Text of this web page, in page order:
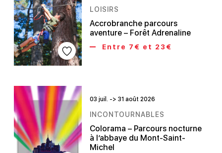
LOISIRS
Accrobranche parcours
aventure – Forêt Adrenaline
Entre 7€ et 23€
03 juil. -> 31 août 2026
INCONTOURNABLES
Colorama – Parcours nocturne
à l’abbaye du Mont-Saint-
Michel